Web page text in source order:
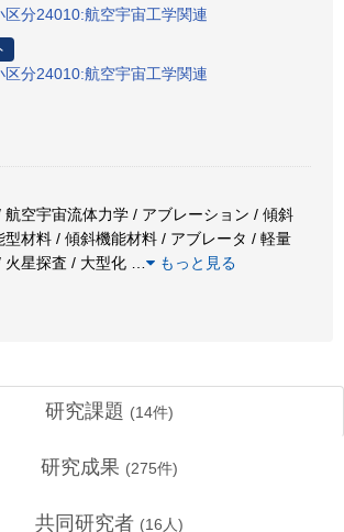
区分24010:航空宇宙工学関連
区分24010:航空宇宙工学関連
航空宇宙流体力学 / アブレーション / 傾斜
型材料 / 傾斜機能材料 / アブレータ / 軽量
火星探査 / 大型化
もっと見る
研究課題 (14件)
研究成果 (275件)
共同研究者 (16 人)